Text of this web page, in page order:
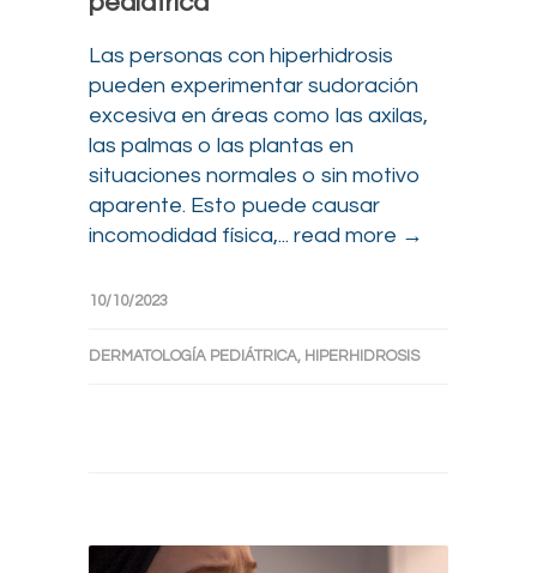
Las personas con hiperhidrosis
pueden experimentar sudoración
excesiva en áreas como las axilas,
las palmas o las plantas en
situaciones normales o sin motivo
aparente. Esto puede causar
incomodidad física,... read more →
10/10/2023
DERMATOLOGÍA PEDIÁTRICA, HIPERHIDROSIS